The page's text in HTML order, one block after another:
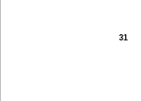
31